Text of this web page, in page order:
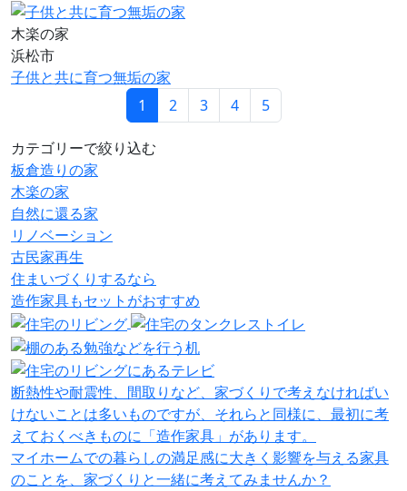
木楽の家
浜松市
子供と共に育つ無垢の家
1
2 3 4 5
カテゴリーで絞り込む
板倉造りの家
木楽の家
自然に還る家
リノベーション
古民家再生
住まいづくりするなら
造作家具もセット がおすすめ
断熱性や耐震性、間取りなど、家づくりで考えなければい
けないことは多いものですが、それらと同様に、最初に考
えておくべきものに「造作家具」があります。
マイホームでの暮らしの満足感に大きく影響を与える家具
のことを、家づくりと一緒に考えてみませんか？